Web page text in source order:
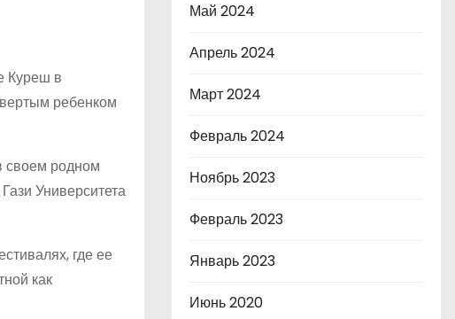
Куреш в
ребенком
своем родном
Университета
где ее
как
Май 2024
Апрель 2024
Март 2024
Февраль 2024
Ноябрь 2023
Февраль 2023
Январь 2023
Июнь 2020